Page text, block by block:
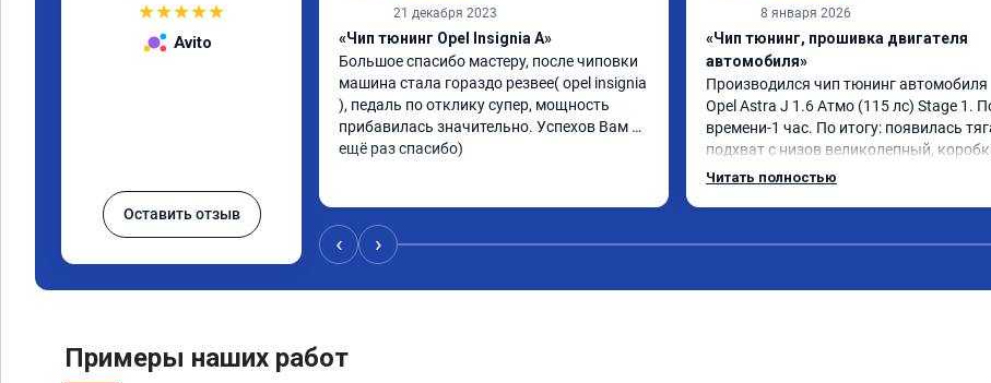
★★★★★
Avito
Оставить отзыв
21 декабря 2023
«Чип тюнинг Opel Insignia A»
Большое спасибо мастеру, после чиповки
машина стала гораздо резвее( opel insignia
), педаль по отклику супер, мощность
прибавилась значительно. Успехов Вам и
ещё раз спасибо)
8 января 2026
«Чип тюнинг, прошивка двигателя
автомобиля»
Производился чип тюнинг автомобиля
Opel Astra J 1.6 Атмо (115 лс) Stage 1.
времени-1 час. По итогу: появилась
подхват с низов великолепный,
стала работать плавнее. На трассе
Читать полностью
‹ ›
Примеры наших работ